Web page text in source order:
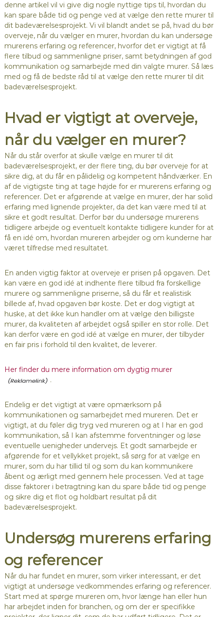
denne artikel vil vi give dig nogle nyttige tips til, hvordan du
kan spare både tid og penge ved at vælge den rette murer til
dit badeværelsesprojekt. Vi vil blandt andet se på, hvad du bør
overveje, når du vælger en murer, hvordan du kan undersøge
murerens erfaring og referencer, hvorfor det er vigtigt at få
flere tilbud og sammenligne priser, samt betydningen af god
kommunikation og samarbejde med din valgte murer. Så læs
med og få de bedste råd til at vælge den rette murer til dit
badeværelsesprojekt.
Hvad er vigtigt at overveje,
når du vælger en murer?
Når du står overfor at skulle vælge en murer til dit
badeværelsesprojekt, er der flere ting, du bør overveje for at
sikre dig, at du får en pålidelig og kompetent håndværker. En
af de vigtigste ting at tage højde for er murerens erfaring og
referencer. Det er afgørende at vælge en murer, der har solid
erfaring med lignende projekter, da det kan være med til at
sikre et godt resultat. Derfor bør du undersøge murerens
tidligere arbejde og eventuelt kontakte tidligere kunder for at
få en idé om, hvordan mureren arbejder og om kunderne har
været tilfredse med resultatet.
En anden vigtig faktor at overveje er prisen på opgaven. Det
kan være en god idé at indhente flere tilbud fra forskellige
murere og sammenligne priserne, så du får et realistisk
billede af, hvad opgaven bør koste. Det er dog vigtigt at
huske, at det ikke kun handler om at vælge den billigste
murer, da kvaliteten af arbejdet også spiller en stor rolle. Det
kan derfor være en god idé at vælge en murer, der tilbyder
en fair pris i forhold til den kvalitet, de leverer.
Her finder du mere information om dygtig murer
.
Endelig er det vigtigt at være opmærksom på
kommunikationen og samarbejdet med mureren. Det er
vigtigt, at du føler dig tryg ved mureren og at I har en god
kommunikation, så I kan afstemme forventninger og løse
eventuelle uenigheder undervejs. Et godt samarbejde er
afgørende for et vellykket projekt, så sørg for at vælge en
murer, som du har tillid til og som du kan kommunikere
åbent og ærligt med gennem hele processen. Ved at tage
disse faktorer i betragtning kan du spare både tid og penge
og sikre dig et flot og holdbart resultat på dit
badeværelsesprojekt.
Undersøg murerens erfaring
og referencer
Når du har fundet en murer, som virker interessant, er det
vigtigt at undersøge vedkommendes erfaring og referencer.
Start med at spørge mureren om, hvor længe han eller hun
har arbejdet inden for branchen, og om der er specifikke